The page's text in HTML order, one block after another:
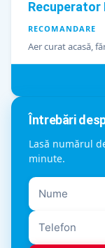
Recuperator
RECOMANDARE
Aer curat acasă,
Întrebări
Lasă numărul
minute.